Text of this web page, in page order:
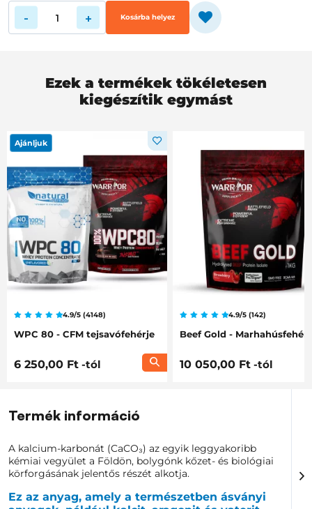
- + Kosárba helyez
Ezek a termékek tökéletesen
kiegészítik egymást
WPC 80 - CFM tejsavófehérje
Ajánljuk
4.9/5 (4148)
6 250,00 Ft -tól
Beef Gold -
4.9/5 (142)
10 050,00 Ft -tól
Termék információ
A kalcium-karbonát (CaCO₃) az egyik leggyakoribb
kémiai vegyület a Földön, bolygónk kőzet- és biológiai
körforgásának jelentős részét alkotja.
Ez az anyag, amely a természetben ásványi